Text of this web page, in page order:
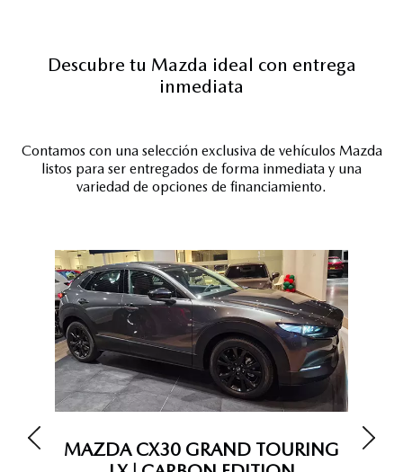
Descubre tu Mazda ideal con entrega
inmediata
Contamos con una selección exclusiva de vehículos Mazda
listos para ser entregados de forma inmediata y una
variedad de opciones de financiamiento.
MAZDA CX30 GRAND TOURING